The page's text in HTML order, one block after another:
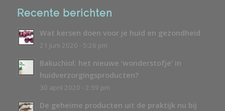
Recente berichten
Wat kersen doen voor je huid en gezondheid
21 juni 2020 - 5:26 pm
Bakuchiol: het nieuwe ‘wonderstofje’ in
huidverzorgingsproducten?
30 april 2020 - 2:59 pm
De geheime producten uit de praktijk nu bij